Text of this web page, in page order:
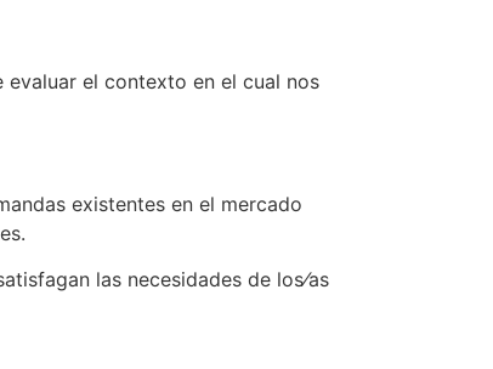
el contexto en el cual nos
existentes en el mercado
las necesidades de los⁄as